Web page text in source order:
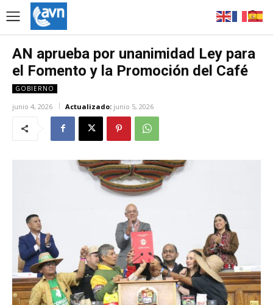
AN aprueba por unanimidad Ley para
el Fomento y la Promoción del Café
GOBIERNO
junio 4, 2026 Actualizado: junio 5, 2026